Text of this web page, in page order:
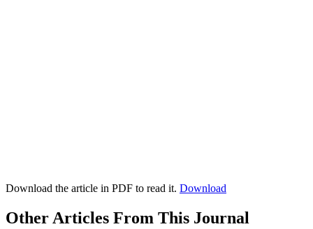
Download the article in PDF to read it. Download
Other Articles From This Journal